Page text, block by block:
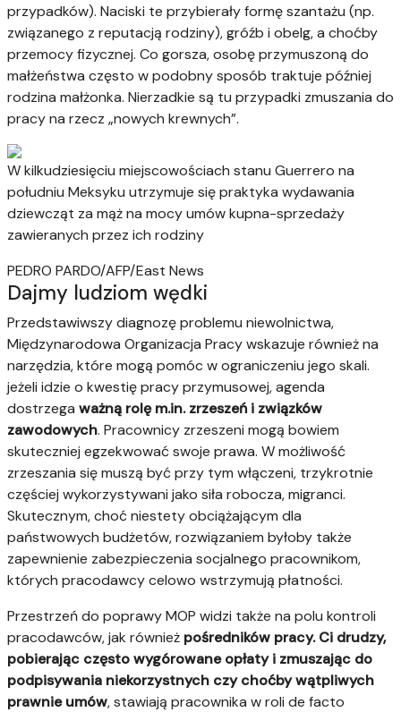
przypadków). Naciski te przybierały formę szantażu (np.
związanego z reputacją rodziny), gróźb i obelg, a choćby
przemocy fizycznej. Co gorsza, osobę przymuszoną do
małżeństwa często w podobny sposób traktuje później
rodzina małżonka. Nierzadkie są tu przypadki zmuszania do
pracy na rzecz „nowych krewnych”.
W kilkudziesięciu miejscowościach stanu Guerrero na
południu Meksyku utrzymuje się praktyka wydawania
dziewcząt za mąż na mocy umów kupna-sprzedaży
zawieranych przez ich rodziny
PEDRO PARDO/AFP/East News
Dajmy ludziom wędki
Przedstawiwszy diagnozę problemu niewolnictwa,
Międzynarodowa Organizacja Pracy wskazuje również na
narzędzia, które mogą pomóc w ograniczeniu jego skali.
jeżeli idzie o kwestię pracy przymusowej, agenda
dostrzega ważną rolę m.in. zrzeszeń i związków
zawodowych. Pracownicy zrzeszeni mogą bowiem
skuteczniej egzekwować swoje prawa. W możliwość
zrzeszania się muszą być przy tym włączeni, trzykrotnie
częściej wykorzystywani jako siła robocza, migranci.
Skutecznym, choć niestety obciążającym dla
państwowych budżetów, rozwiązaniem byłoby także
zapewnienie zabezpieczenia socjalnego pracownikom,
których pracodawcy celowo wstrzymują płatności.
Przestrzeń do poprawy MOP widzi także na polu kontroli
pracodawców, jak również pośredników pracy. Ci drudzy,
pobierając często wygórowane opłaty i zmuszając do
podpisywania niekorzystnych czy choćby wątpliwych
prawnie umów, stawiają pracownika w roli de facto